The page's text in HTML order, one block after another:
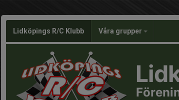
Lidköpings R/C Klubb Våra grupper